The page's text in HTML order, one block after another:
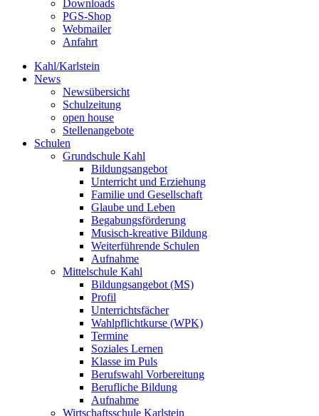
Downloads
PGS-Shop
Webmailer
Anfahrt
Kahl/Karlstein
News
Newsübersicht
Schulzeitung
open house
Stellenangebote
Schulen
Grundschule Kahl
Bildungsangebot
Unterricht und Erziehung
Familie und Gesellschaft
Glaube und Leben
Begabungsförderung
Musisch-kreative Bildung
Weiterführende Schulen
Aufnahme
Mittelschule Kahl
Bildungsangebot (MS)
Profil
Unterrichtsfächer
Wahlpflichtkurse (WPK)
Termine
Soziales Lernen
Klasse im Puls
Berufswahl Vorbereitung
Berufliche Bildung
Aufnahme
Wirtschaftsschule Karlstein